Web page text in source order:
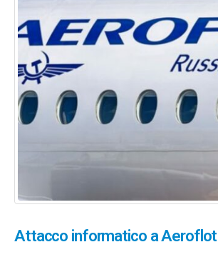
Attacco informatico a Aeroflot